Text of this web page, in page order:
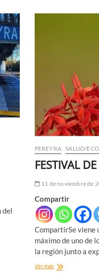
del
PEREYRA SALUD/ECO
FESTIVAL
11 de noviembre de
Compartir
CompartirSe viene
máximo de uno de
la región junto a
Ver másFESTIVAL